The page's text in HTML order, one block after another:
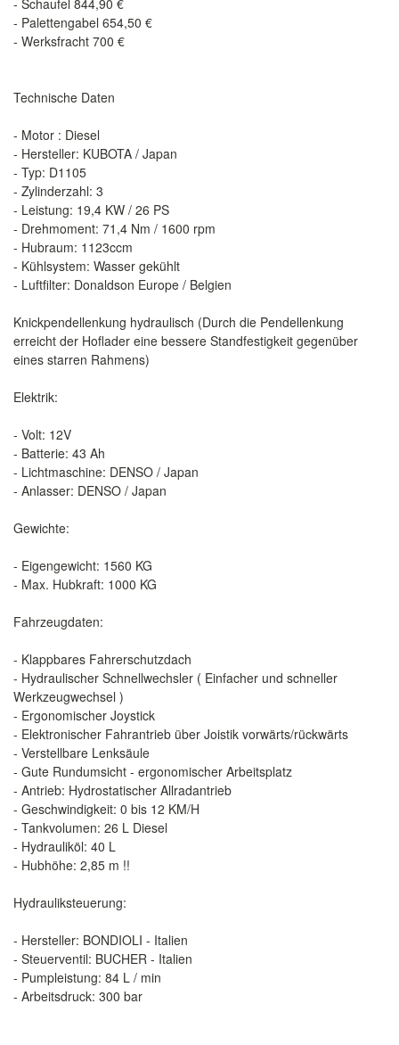
- Schaufel 844,90 €
- Palettengabel 654,50 €
- Werksfracht 700 €
Technische Daten
- Motor : Diesel
- Hersteller: KUBOTA / Japan
- Typ: D1105
- Zylinderzahl: 3
- Leistung: 19,4 KW / 26 PS
- Drehmoment: 71,4 Nm / 1600 rpm
- Hubraum: 1123ccm
- Kühlsystem: Wasser gekühlt
- Luftfilter: Donaldson Europe / Belgien
Knickpendellenkung hydraulisch (Durch die Pendellenkung
erreicht der Hoflader eine bessere Standfestigkeit gegenüber
eines starren Rahmens)
Elektrik:
- Volt: 12V
- Batterie: 43 Ah
- Lichtmaschine: DENSO / Japan
- Anlasser: DENSO / Japan
Gewichte:
- Eigengewicht: 1560 KG
- Max. Hubkraft: 1000 KG
Fahrzeugdaten:
- Klappbares Fahrerschutzdach
- Hydraulischer Schnellwechsler ( Einfacher und schneller
Werkzeugwechsel )
- Ergonomischer Joystick
- Elektronischer Fahrantrieb über Joistik vorwärts/rückwärts
- Verstellbare Lenksäule
- Gute Rundumsicht - ergonomischer Arbeitsplatz
- Antrieb: Hydrostatischer Allradantrieb
- Geschwindigkeit: 0 bis 12 KM/H
- Tankvolumen: 26 L Diesel
- Hydrauliköl: 40 L
- Hubhöhe: 2,85 m !!
Hydrauliksteuerung:
- Hersteller: BONDIOLI - Italien
- Steuerventil: BUCHER - Italien
- Pumpleistung: 84 L / min
- Arbeitsdruck: 300 bar